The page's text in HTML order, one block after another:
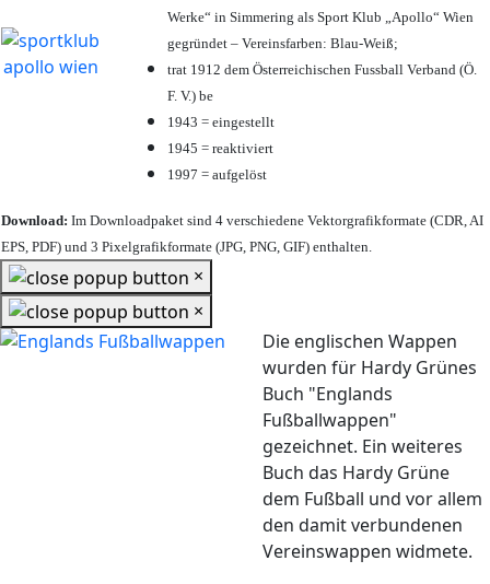
Werke“ in Simmering als Sport Klub „Apollo“ Wien
gegründet – Vereinsfarben: Blau-Weiß;
trat 1912 dem Österreichischen Fussball Verband (Ö.
F. V.) be
1943 = eingestellt
1945 = reaktiviert
1997 = aufgelöst
Download: Im Downloadpaket sind 4 verschiedene Vektorgrafikformate (CDR, AI
EPS, PDF) und 3 Pixelgrafikformate (JPG, PNG, GIF) enthalten.
×
×
Die englischen Wappen
wurden für Hardy Grünes
Buch "Englands
Fußballwappen"
gezeichnet. Ein weiteres
Buch das Hardy Grüne
dem Fußball und vor allem
den damit verbundenen
Vereinswappen widmete.